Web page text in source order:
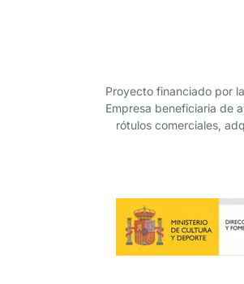
Proyecto financiado por
Empresa beneficiaria de
rótulos comerciales,